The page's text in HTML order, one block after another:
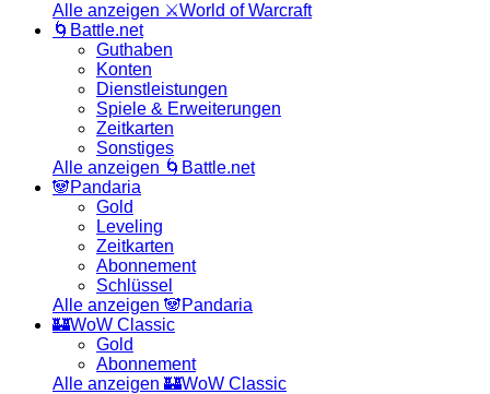
Alle anzeigen ⚔️World of Warcraft
🌀Battle.net
Guthaben
Konten
Dienstleistungen
Spiele & Erweiterungen
Zeitkarten
Sonstiges
Alle anzeigen 🌀Battle.net
🐼Pandaria
Gold
Leveling
Zeitkarten
Abonnement
Schlüssel
Alle anzeigen 🐼Pandaria
🏰WoW Classic
Gold
Abonnement
Alle anzeigen 🏰WoW Classic